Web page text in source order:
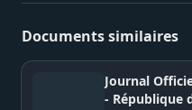
Documents similaires
Journal
- République